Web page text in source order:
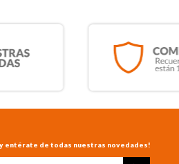
y entérate de todas nuestras novedades!